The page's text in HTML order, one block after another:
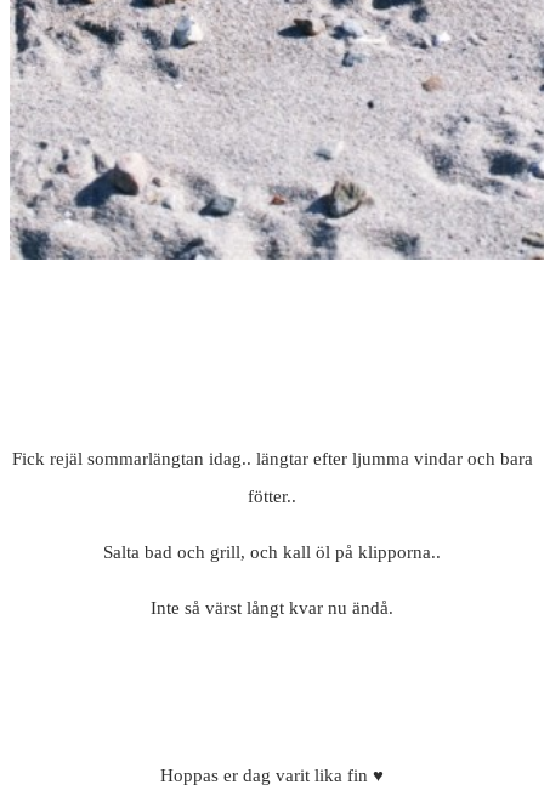
Fick rejäl sommarlängtan idag.. längtar efter ljumma vindar och bara
fötter..
Salta bad och grill, och kall öl på klipporna..
Inte så värst långt kvar nu ändå.
Hoppas er dag varit lika fin ♥